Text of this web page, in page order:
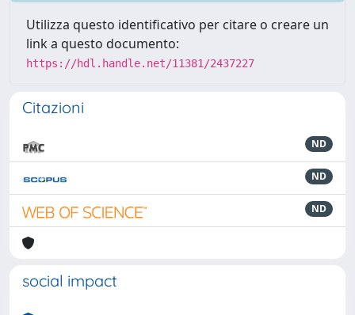
Utilizza questo identificativo per citare o creare un
link a questo documento:
https://hdl.handle.net/11381/2437227
Citazioni
ND
ND
ND
social impact